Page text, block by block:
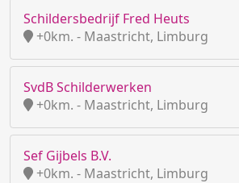
Schildersbedrijf Fred Heuts
+0km. - Maastricht, Limburg
SvdB Schilderwerken
+0km. - Maastricht, Limburg
Sef Gijbels B.V.
+0km. - Maastricht, Limburg